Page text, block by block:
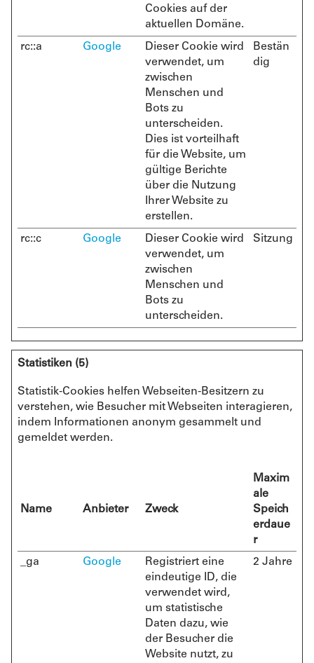
Cookies auf der
aktuellen Domäne.
rc::a Google
Dieser Cookie wird
verwendet, um
zwischen
Menschen und
Bots zu
unterscheiden.
Dies ist vorteilhaft
für die Website, um
gültige Berichte
über die Nutzung
Ihrer Website zu
erstellen.
Bestän
dig
rc::c Google
Dieser Cookie wird
verwendet, um
zwischen
Menschen und
Bots zu
unterscheiden.
Sitzung
Statistiken (5)
Statistik-Cookies helfen Webseiten-Besitzern zu
verstehen, wie Besucher mit Webseiten interagieren,
indem Informationen anonym gesammelt und
gemeldet werden.
Name Anbieter Zweck
Maxim
ale
Speich
erdaue
r
_ga
Google
Registriert eine
eindeutige ID, die
verwendet wird,
um statistische
Daten dazu, wie
der Besucher die
Website nutzt, zu
2 Jahre